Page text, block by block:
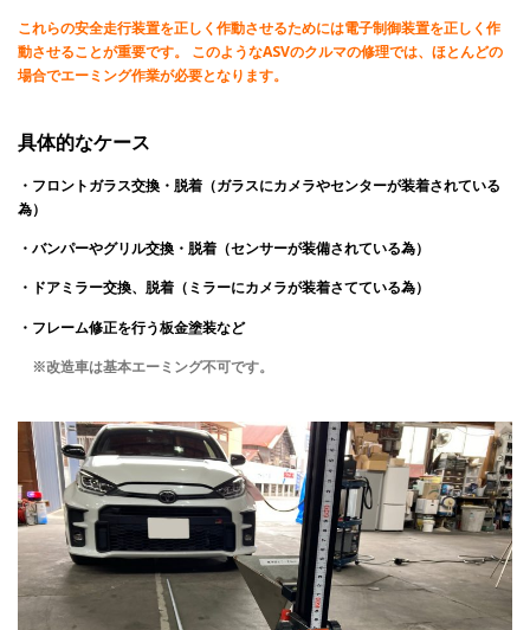
これらの安全走行装置を正しく作動させるためには電子制御装置を正しく作
動させることが重要です。 このようなASVのクルマの修理では、ほとんどの
場合でエーミング作業が必要となります。
具体的なケース
・フロントガラス交換・脱着（ガラスにカメラやセンターが装着されている
為）
・バンパーやグリル交換・脱着（センサーが装備されている為）
・ドアミラー交換、脱着（ミラーにカメラが装着さてている為）
・フレーム修正を行う板金塗装など
※改造車は基本エーミング不可です。